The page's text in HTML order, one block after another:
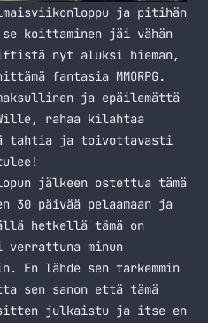
ja pitihän
koittaminen jäi vähän
nyt aluksi hieman,
fantasia MMORPG.
ja epäilemättä
rahaa kilahtaa
tahtia ja toivottavasti
jälkeen ostettua tämä
päivää pelaamaan ja
hetkellä tämä on
minun
En lähde sen tarkemmin
sen sanon että tämä
julkaistu ja itse en